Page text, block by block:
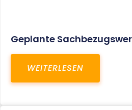
Geplante
WEITERLESEN